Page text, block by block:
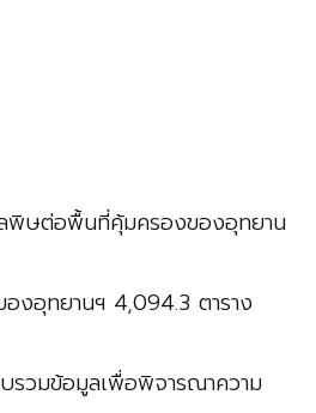
ลพิษต่อพื้นที่คุ้มครองของอุทยาน
งอุทยานฯ 4,094.3 ตาราง
รวมข้อมูลเพื่อพิจารณาความ